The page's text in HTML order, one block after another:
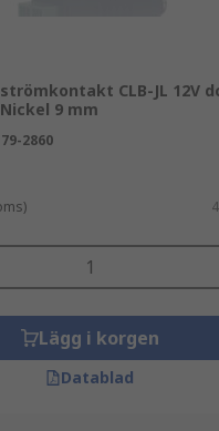
strömkontakt CLB-JL 12V
9 mm
2860
Lägg i korgen
Datablad